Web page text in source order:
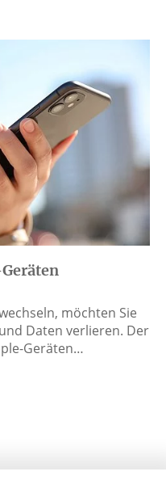
möchten Sie
Daten verlieren. Der
Geräten…